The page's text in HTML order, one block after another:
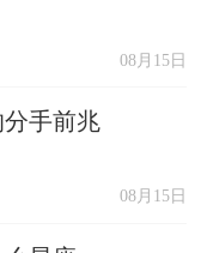
08月15日
手前兆
08月15日